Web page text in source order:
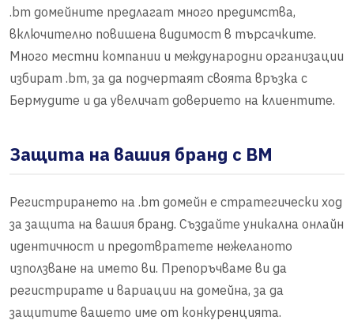
.bm домейните предлагат много предимства,
включително повишена видимост в търсачките.
Много местни компании и международни организации
избират .bm, за да подчертаят своята връзка с
Бермудите и да увеличат доверието на клиентите.
Защита на вашия бранд с BM
Регистрирането на .bm домейн е стратегически ход
за защита на вашия бранд. Създайте уникална онлайн
идентичност и предотвратете нежеланото
използване на името ви. Препоръчваме ви да
регистрирате и вариации на домейна, за да
защитите вашето име от конкуренцията.